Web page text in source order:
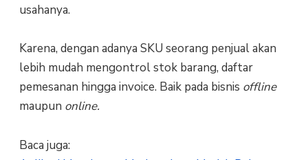
usahanya.
Karena, dengan adanya SKU seorang penjual akan
lebih mudah mengontrol stok barang, daftar
pemesanan hingga invoice. Baik pada bisnis offline
maupun online.
Baca juga: